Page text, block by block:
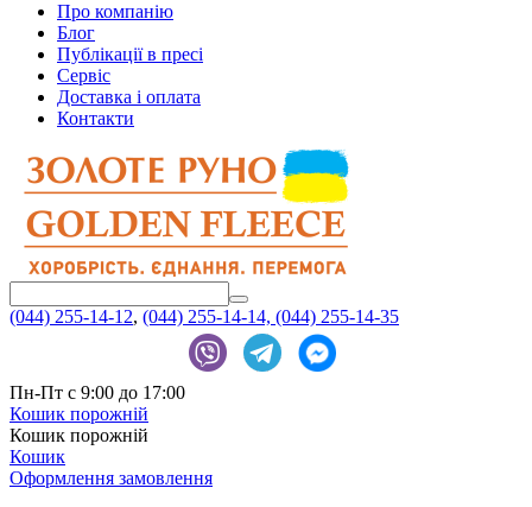
Про компанію
Блог
Публікації в пресі
Сервіс
Доставка і оплата
Контакти
(044) 255-14-12, (044) 255-14-14, (044) 255-14-35
Пн-Пт с 9:00 до 17:00
Кошик порожній
Кошик порожній
Кошик
Оформлення замовлення